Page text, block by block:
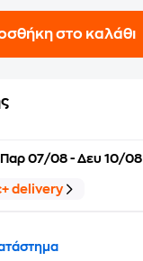
στο καλάθι
Παρ 07/08 - Δευ 10/08
delivery